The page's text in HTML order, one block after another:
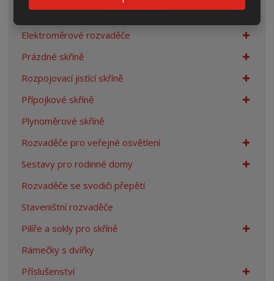
VŠECHNY KATEGORIE
Elektroměrové rozvaděče
Prázdné skříně
Rozpojovací jistící skříně
Přípojkové skříně
Plynoměrové skříně
Rozvaděče pro veřejné osvětlení
Sestavy pro rodinné domy
Rozvaděče se svodiči přepětí
Staveništní rozvaděče
Pilíře a sokly pro skříně
Rámečky s dvířky
Příslušenství